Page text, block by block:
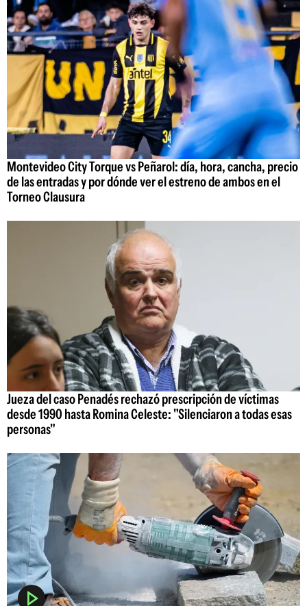
Montevideo City Torque vs Peñarol: día, hora, cancha, precio
de las entradas y por dónde ver el estreno de ambos en el
Torneo Clausura
Jueza del caso Penadés rechazó prescripción de víctimas
desde 1990 hasta Romina Celeste: "Silenciaron a todas esas
personas"